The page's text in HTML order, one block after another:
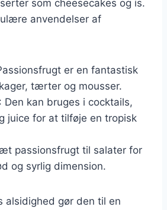
som cheesecakes og is.
anvendelser af
er en fantastisk
tærter og mousser.
: Den kan bruges i cocktails,
juice for at tilføje en tropisk
passionsfrugt til salater for
og syrlig dimension.
alsidighed gør den til en